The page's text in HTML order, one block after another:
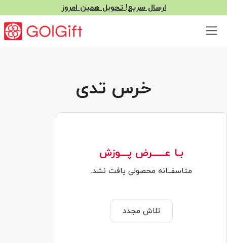
ارسال سریع! تحویل همین امروز
خرس تدی
بـا عـــــرض پـــوزش
متاسفــانه محصولی یافت نشد.
تلاش مجدد